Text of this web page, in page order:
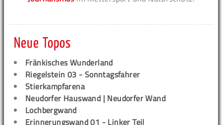
Neue Topos
Fränkisches Wunderland
Riegelstein 03 - Sonntagsfahrer
Stierkampfarena
Neudorfer Hauswand | Neudorfer Wand
Lochbergwand
Erinnerungswand 01 - Linker Teil